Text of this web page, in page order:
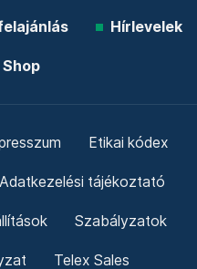
Hírlevelek
Shop
Etikai kódex
Adatkezelési tájékoztató
Szabályzatok
Telex Sales